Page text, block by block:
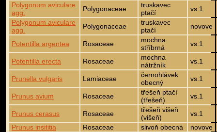
Polygonum aviculare
agg.
Polygonaceae
truskavec
ptačí
vs.1
Polygonum aviculare
agg.
Polygonaceae
truskavec
ptačí
novove
Potentilla argentea Rosaceae
mochna
stříbrná
vs.1
Potentilla erecta Rosaceae
mochna
nátržník
vs.1
Prunella vulgaris Lamiaceae
černohlávek
obecný
vs.1
Prunus avium Rosaceae
třešeň ptačí
(třešeň)
vs.1
Prunus cerasus Rosaceae
třešeň višeň
(višeň)
vs.1
Prunus insititia
Rosaceae slivoň obecná
novove